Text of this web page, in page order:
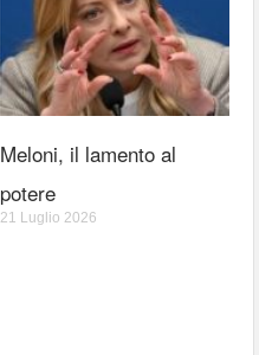
Meloni, il lamento al
potere
21 Luglio 2026